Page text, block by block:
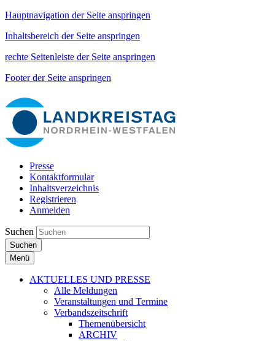
Hauptnavigation der Seite anspringen
Inhaltsbereich der Seite anspringen
rechte Seitenleiste der Seite anspringen
Footer der Seite anspringen
Presse
Kontaktformular
Inhaltsverzeichnis
Registrieren
Anmelden
Suchen
Suchen
Menü
AKTUELLES UND PRESSE
Alle Meldungen
Veranstaltungen und Termine
Verbandszeitschrift
Themenübersicht
ARCHIV